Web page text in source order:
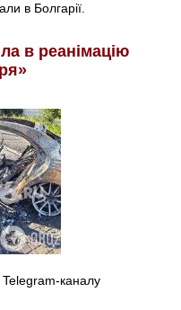
в Болгарії.
в реанімацію
каналу